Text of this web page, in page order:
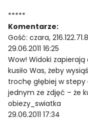
*****
Komentarze:
Gość: czara,
29.06.2011 16:25
Wow! Widoki
kusiło Was, żeby
trochę głębiej w
jednym ze zdjęć – że
obiezy_swiatka
29.06.2011 17:34